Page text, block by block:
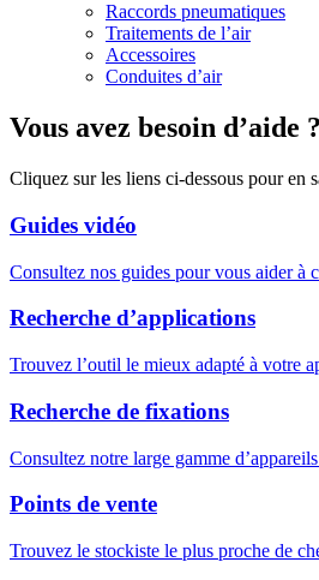
Raccords pneumatiques
Traitements de l’air
Accessoires
Conduites d’air
Vous avez besoin d’aide ?
Cliquez sur les liens ci-dessous pour en
Guides vidéo
Consultez nos guides pour vous aider à
Recherche d’applications
Trouvez l’outil le mieux adapté à votre
Recherche de fixations
Consultez notre large gamme
Points de vente
Trouvez le stockiste le plus proche de